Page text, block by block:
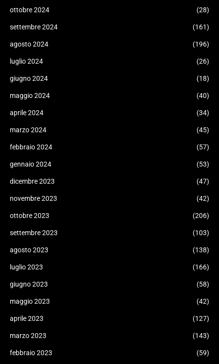
ottobre 2024 (28)
settembre 2024 (161)
agosto 2024 (196)
luglio 2024 (26)
giugno 2024 (18)
maggio 2024 (40)
aprile 2024 (34)
marzo 2024 (45)
febbraio 2024 (57)
gennaio 2024 (53)
dicembre 2023 (47)
novembre 2023 (42)
ottobre 2023 (206)
settembre 2023 (103)
agosto 2023 (138)
luglio 2023 (166)
giugno 2023 (58)
maggio 2023 (42)
aprile 2023 (127)
marzo 2023 (143)
febbraio 2023 (59)